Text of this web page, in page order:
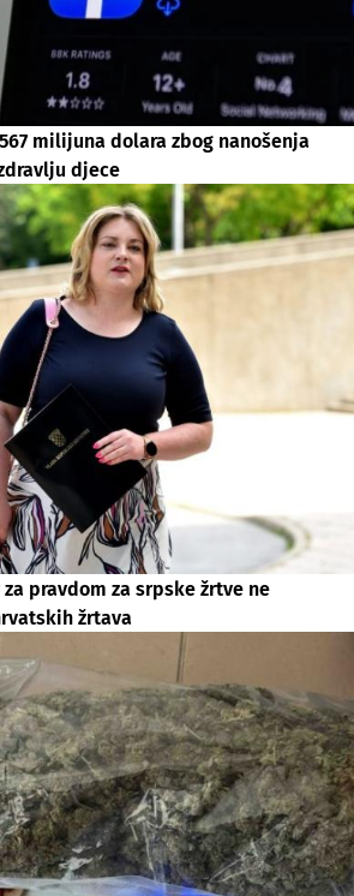
milijuna dolara zbog nanošenja
djece
pravdom za srpske žrtve ne
žrtava